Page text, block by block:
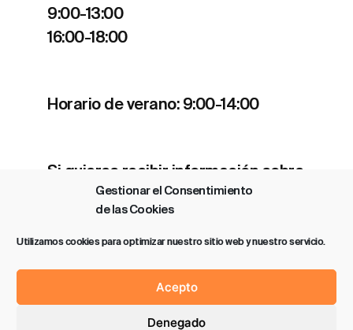
Gestionar el Consentimiento
de las Cookies
Utilizamos cookies para optimizar nuestro sitio web y nuestro servicio.
Acepto
Denegado
9:00-13:00
16:00-18:00
Horario de verano: 9:00-14:00
Si quieres recibir información sobre
nuestros estrenos y actividades